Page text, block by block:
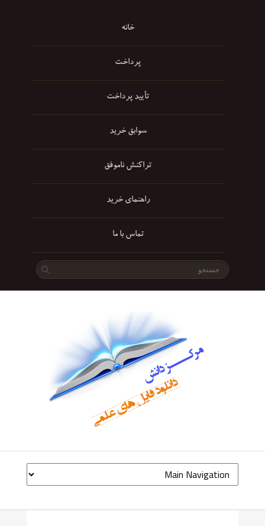
خانه
پرداخت
تأیید پرداخت
سوابق خرید
تراکنش ناموفق
راهنمای خرید
تماس با ما